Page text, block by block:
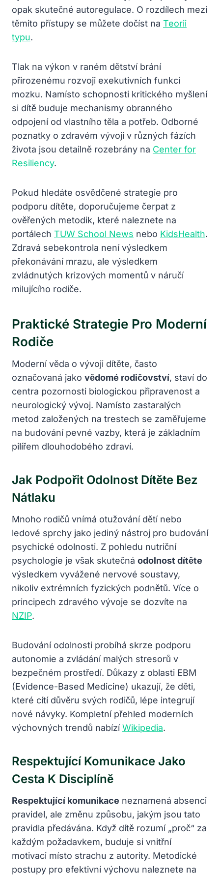
opak skutečné autoregulace. O rozdílech mezi
těmito přístupy se můžete dočíst na Teorii
typu.
Tlak na výkon v raném dětství brání
přirozenému rozvoji exekutivních funkcí
mozku. Namísto schopnosti kritického myšlení
si dítě buduje mechanismy obranného
odpojení od vlastního těla a potřeb. Odborné
poznatky o zdravém vývoji v různých fázích
života jsou detailně rozebrány na Center for
Resiliency.
Pokud hledáte osvědčené strategie pro
podporu dítěte, doporučujeme čerpat z
ověřených metodik, které naleznete na
portálech TUW School News nebo KidsHealth.
Zdravá sebekontrola není výsledkem
překonávání mrazu, ale výsledkem
zvládnutých krizových momentů v náručí
milujícího rodiče.
Praktické Strategie Pro Moderní
Rodiče
Moderní věda o vývoji dítěte, často
označovaná jako vědomé rodičovství, staví do
centra pozornosti biologickou připravenost a
neurologický vývoj. Namísto zastaralých
metod založených na trestech se zaměřujeme
na budování pevné vazby, která je základním
pilířem dlouhodobého zdraví.
Jak Podpořit Odolnost Dítěte Bez
Nátlaku
Mnoho rodičů vnímá otužování dětí nebo
ledové sprchy jako jediný nástroj pro budování
psychické odolnosti. Z pohledu nutriční
psychologie je však skutečná odolnost dítěte
výsledkem vyvážené nervové soustavy,
nikoliv extrémních fyzických podnětů. Více o
principech zdravého vývoje se dozvíte na
NZIP.
Budování odolnosti probíhá skrze podporu
autonomie a zvládání malých stresorů v
bezpečném prostředí. Důkazy z oblasti EBM
(Evidence-Based Medicine) ukazují, že děti,
které cítí důvěru svých rodičů, lépe integrují
nové návyky. Kompletní přehled moderních
výchovných trendů nabízíWikipedia.
Respektující Komunikace Jako
Cesta K Disciplíně
Respektující komunikace neznamená absenci
pravidel, ale změnu způsobu, jakým jsou tato
pravidla předávána. Když dítě rozumí „proč“ za
každým požadavkem, buduje si vnitřní
motivaci místo strachu z autority. Metodické
postupy pro efektivní výchovu naleznete na